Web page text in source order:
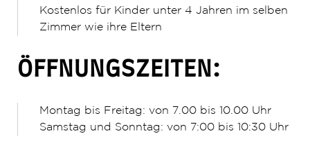
Kostenlos für Kinder unter 4 Jahren im selben
Zimmer wie ihre Eltern
ÖFFNUNGSZEITEN:
Montag bis Freitag: von 7.00 bis 10.00 Uhr
Samstag und Sonntag: von 7:00 bis 10:30 Uhr